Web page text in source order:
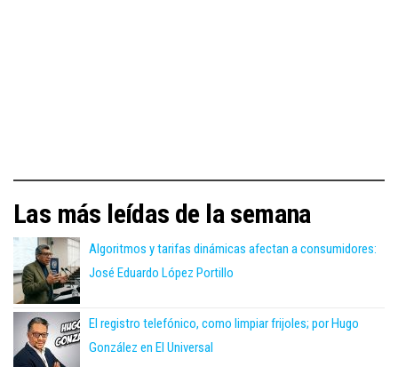
Las más leídas de la semana
Algoritmos y tarifas dinámicas afectan a consumidores:
José Eduardo López Portillo
El registro telefónico, como limpiar frijoles; por Hugo
González en El Universal